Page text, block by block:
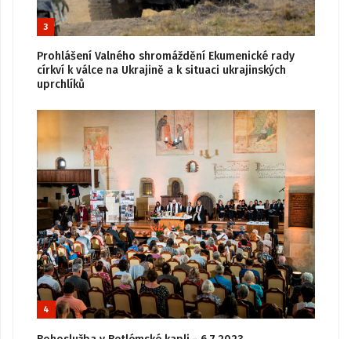
3
Prohlášení Valného shromáždění Ekumenické rady
církví k válce na Ukrajině a k situaci ukrajinských
uprchlíků
4